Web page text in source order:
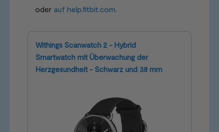
oder auf help.fitbit.com.
Withings Scanwatch 2 - Hybrid
Smartwatch mit Überwachung der
Herzgesundheit - Schwarz und 38 mm